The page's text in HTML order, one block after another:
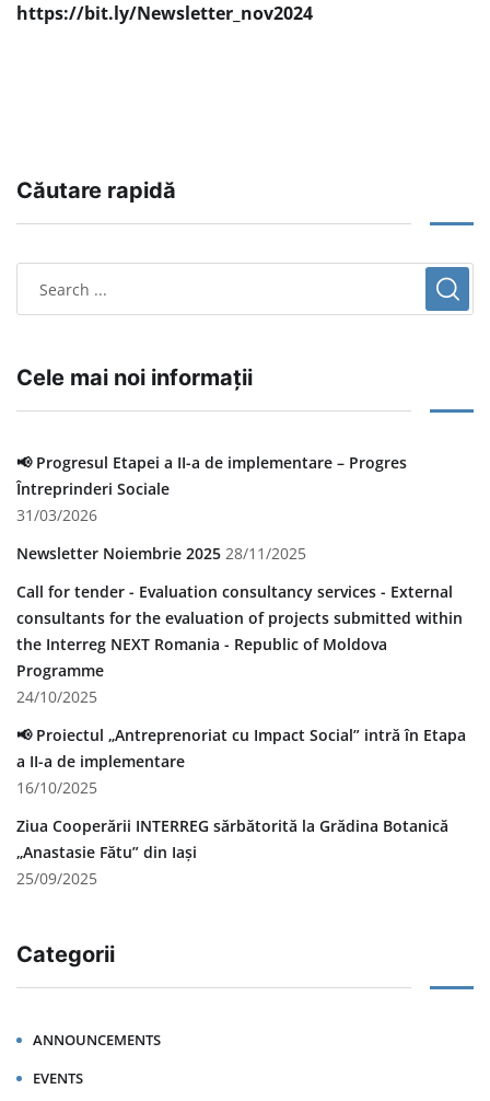
https://bit.ly/Newsletter_nov2024
Căutare rapidă
Cele mai noi informații
📢 Progresul Etapei a II-a de implementare – Progres
Întreprinderi Sociale
31/03/2026
Newsletter Noiembrie 2025 28/11/2025
Call for tender - Evaluation consultancy services - External
consultants for the evaluation of projects submitted within
the Interreg NEXT Romania - Republic of Moldova
Programme
24/10/2025
📢 Proiectul „Antreprenoriat cu Impact Social” intră în Etapa
a II-a de implementare
16/10/2025
Ziua Cooperării INTERREG sărbătorită la Grădina Botanică
„Anastasie Fătu” din Iași
25/09/2025
Categorii
ANNOUNCEMENTS
EVENTS